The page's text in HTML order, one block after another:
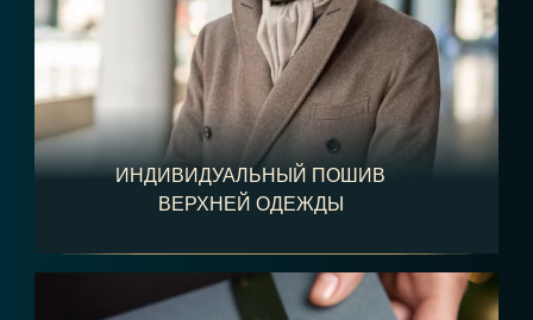
ИНДИВИДУАЛЬНЫЙ ПОШИВ
ВЕРХНЕЙ ОДЕЖДЫ